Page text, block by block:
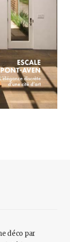
déco par